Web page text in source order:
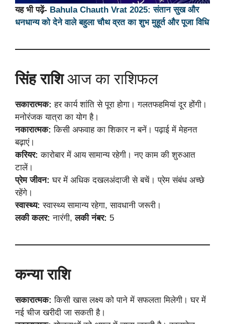
यह भी पढ़ें- Bahula Chauth Vrat 2025: संतान सुख और
धनधान्य को देने वाले बहुला चौथ व्रत का शुभ मुहूर्त और पूजा विधि
सिंह राशिआज का राशिफल
सकारात्मक: हर कार्य शांति से पूरा होगा। गलतफहमियां दूर होंगी।
मनोरंजक यात्रा का योग है।
नकारात्मक: किसी अफवाह का शिकार न बनें। पढ़ाई में मेहनत
बढ़ाएं।
करियर: कारोबार में आय सामान्य रहेगी। नए काम की शुरुआत
टालें।
प्रेम जीवन: घर में अधिक दखलअंदाजी से बचें। प्रेम संबंध अच्छे
रहेंगे।
स्वास्थ्य: स्वास्थ्य सामान्य रहेगा, सावधानी जरूरी।
लकी कलर: नारंगी,लकी नंबर: 5
कन्या राशि
सकारात्मक: किसी खास लक्ष्य को पाने में सफलता मिलेगी। घर में
नई चीज खरीदी जा सकती है।